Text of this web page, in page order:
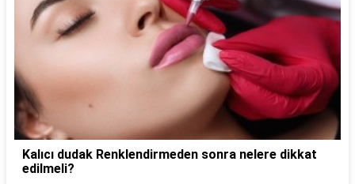
Kalıcı dudak Renklendirmeden sonra nelere dikkat
edilmeli?